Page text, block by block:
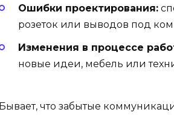
Ошибки проектирования:
розеток или выводов под
Изменения в процессе
новые идеи, мебель или
Бывает, что забытые